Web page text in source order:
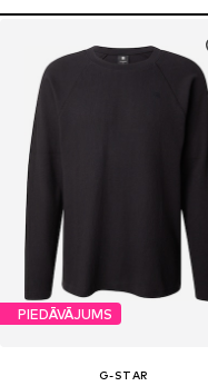
PIEDĀVĀJUMS
G-STAR